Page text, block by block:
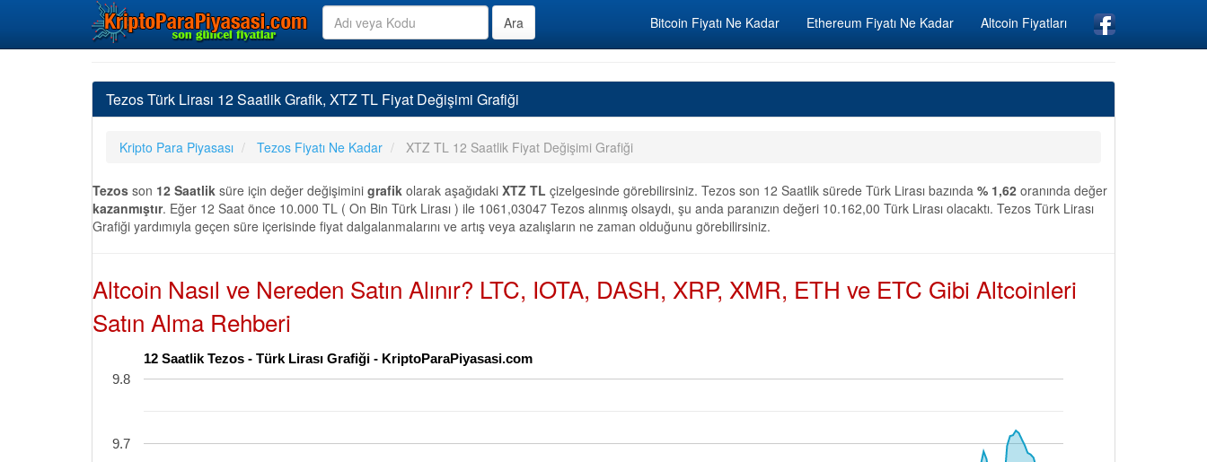
Bitcoin Fiyatı Ne Kadar Ethereum Fiyatı Ne Kadar Altcoin Fiyatları
Tezos Türk Lirası 12 Saatlik Grafik, XTZ TL Fiyat Değişimi Grafiği
Kripto Para Piyasası Tezos Fiyatı Ne Kadar XTZ TL 12 Saatlik Fiyat Değişimi Grafiği
Tezos son 12 Saatlik süre için değer değişimini grafik olarak aşağıdaki XTZ TL çizelgesinde görebilirsiniz. Tezos son 12 Saatlik sürede Türk Lirası bazında % 1,62 oranında değer
kazanmıştır. Eğer 12 Saat önce 10.000 TL ( On Bin Türk Lirası ) ile 1061,03047 Tezos alınmış olsaydı, şu anda paranızın değeri 10.162,00 Türk Lirası olacaktı. Tezos Türk Lirası
Grafiği yardımıyla geçen süre içerisinde fiyat dalgalanmalarını ve artış veya azalışların ne zaman olduğunu görebilirsiniz.
Altcoin Nasıl ve Nereden Satın Alınır? LTC, IOTA, DASH, XRP, XMR, ETH ve ETC Gibi Altcoinleri
Satın Alma Rehberi
12 Saatlik Tezos - Türk Lirası Grafiği - KriptoParaPiyasasi.com
9.7
9.8